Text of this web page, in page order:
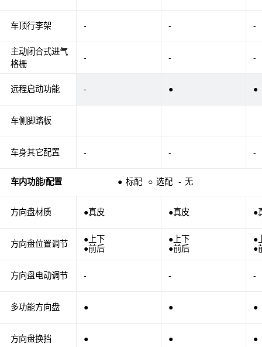
车顶行李架
主动闭合式进气
格栅
远程启动功能
车侧脚踏板
车身其它配置
车内功能/配置 ● 标配 ○ 选配 - 无
方向盘材质
方向盘位置调节
方向盘电动调节
多功能方向盘
方向盘换挡
- - -
- - -
- ● ●
- - -
●真皮 ●真皮 ●
●上下
●前后
●上下
●前后
●
●
- - -
● ● ●
● ● ●